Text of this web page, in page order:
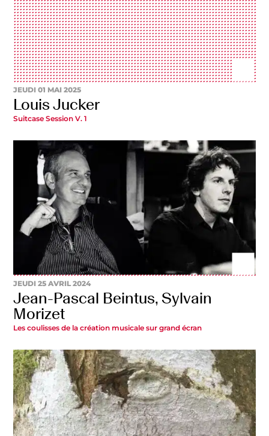
JEUDI 01 MAI 2025
Louis Jucker
Suitcase Session V. 1
JEUDI 25 AVRIL 2024
Jean-Pascal Beintus, Sylvain
Morizet
Les coulisses de la création musicale sur grand écran